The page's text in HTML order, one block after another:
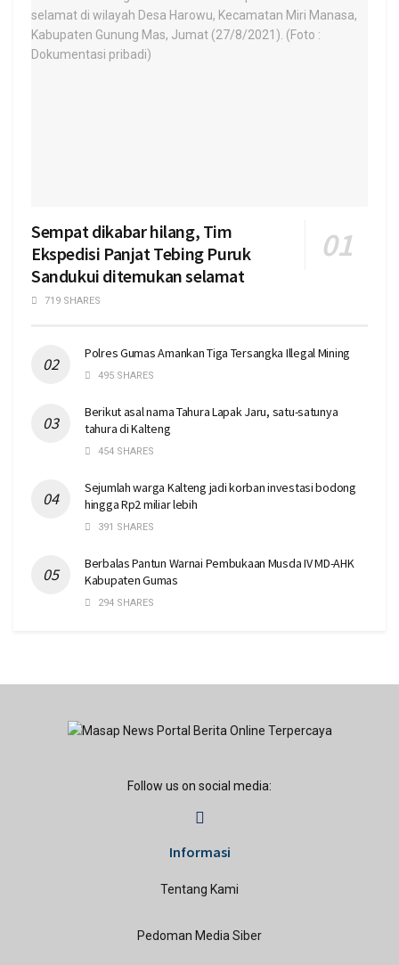
Sempat dikabar hilang, Tim
Ekspedisi Panjat Tebing Puruk
Sandukui ditemukan selamat
719 SHARES
Polres Gumas Amankan Tiga Tersangka Illegal Mining
495 SHARES
Berikut asal nama Tahura Lapak Jaru, satu-satunya
tahura di Kalteng
454 SHARES
Sejumlah warga Kalteng jadi korban investasi bodong
hingga Rp2 miliar lebih
391 SHARES
Berbalas Pantun Warnai Pembukaan Musda IV MD-AHK
Kabupaten Gumas
294 SHARES
Follow us on social media:
Informasi
Tentang Kami
Pedoman Media Siber